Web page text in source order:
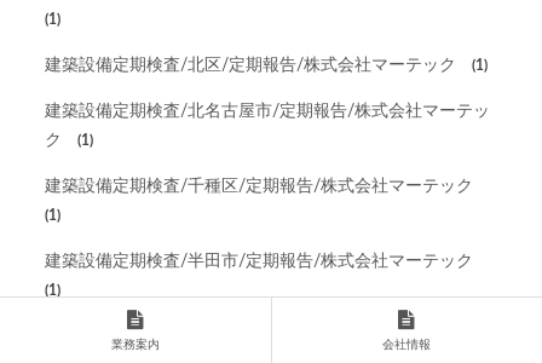
(1)
建築設備定期検査/北区/定期報告/株式会社マーテック (1)
建築設備定期検査/北名古屋市/定期報告/株式会社マーテッ
ク
(1)
建築設備定期検査/千種区/定期報告/株式会社マーテック
(1)
建築設備定期検査/半田市/定期報告/株式会社マーテック
(1)
建築設備定期検査/南区/定期報告/株式会社マーテック
業務案内 会社情報